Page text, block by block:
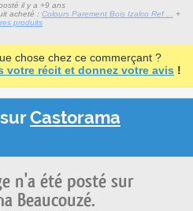
il y a +9 ans
acheté : Colours Parement Bois Izalco Ref ... +
produits
chose chez ce commerçant ?
votre récit et donnez votre avis !
Castorama
n'a été posté sur
Beaucouzé.